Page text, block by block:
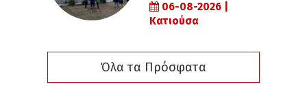
06-08-2026 |
Κατιούσα
Όλα τα Πρόσφατα